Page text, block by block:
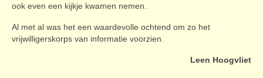
ook even een kijkje kwamen nemen.
Al met al was het een waardevolle ochtend om zo het
vrijwilligerskorps van informatie voorzien.
Leen Hoogvliet